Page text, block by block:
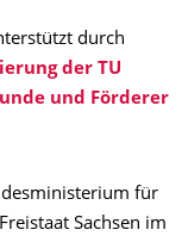
durch
der TU
und Förderer
für
Sachsen im